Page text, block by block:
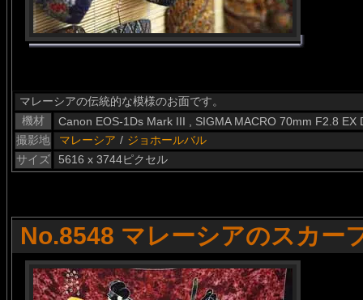
マレーシアの伝統的な模様のお面です。
機材
Canon EOS-1Ds Mark III , SIGMA MACRO 70mm F2.8 EX
撮影地
マレーシア / ジョホールバル
サイズ
5616 x 3744ピクセル
No.8548 マレーシアのスカー